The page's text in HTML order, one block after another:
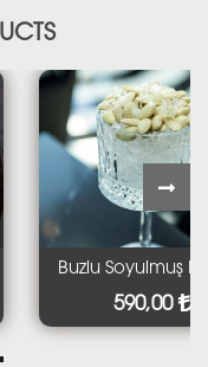
Buzlu Soyulmuş
590,00